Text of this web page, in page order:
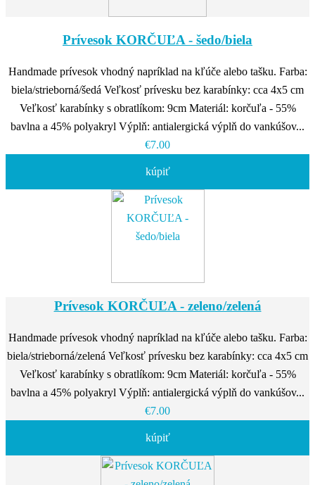
Prívesok KORČUĽA - šedo/biela
Handmade prívesok vhodný napríklad na kľúče alebo tašku. Farba:
biela/strieborná/šedá Veľkosť prívesku bez karabínky: cca 4x5 cm
Veľkosť karabínky s obratlíkom: 9cm Materiál: korčuľa - 55%
bavlna a 45% polyakryl Výplň: antialergická výplň do vankúšov...
€7.00
kúpiť
Prívesok KORČUĽA - zeleno/zelená
Handmade prívesok vhodný napríklad na kľúče alebo tašku. Farba:
biela/strieborná/zelená Veľkosť prívesku bez karabínky: cca 4x5 cm
Veľkosť karabínky s obratlíkom: 9cm Materiál: korčuľa - 55%
bavlna a 45% polyakryl Výplň: antialergická výplň do vankúšov...
€7.00
kúpiť